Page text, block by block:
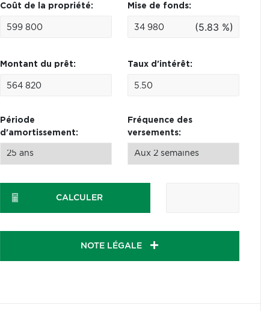
Coût de la propriété: Mise de fonds:
(5.83 %)
Montant du prêt: Taux d'intérêt:
Période
d'amortissement:
Fréquence des
versements:
CALCULER
NOTE LÉGALE